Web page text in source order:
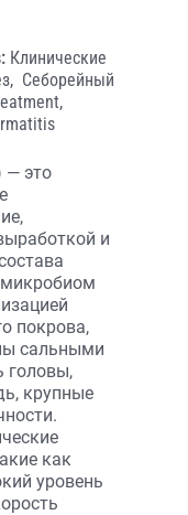
Клинические
Себорейный
— это
и
покрова,
сальными
головы,
крупные
как
уровень